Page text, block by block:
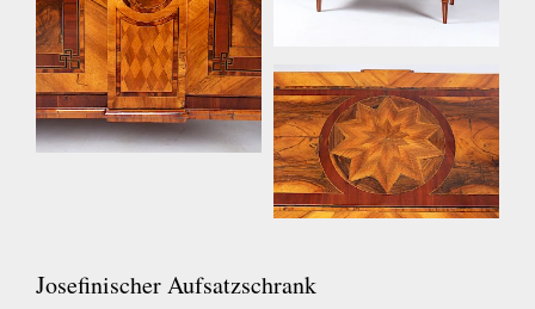
Josefinischer Aufsatzschrank